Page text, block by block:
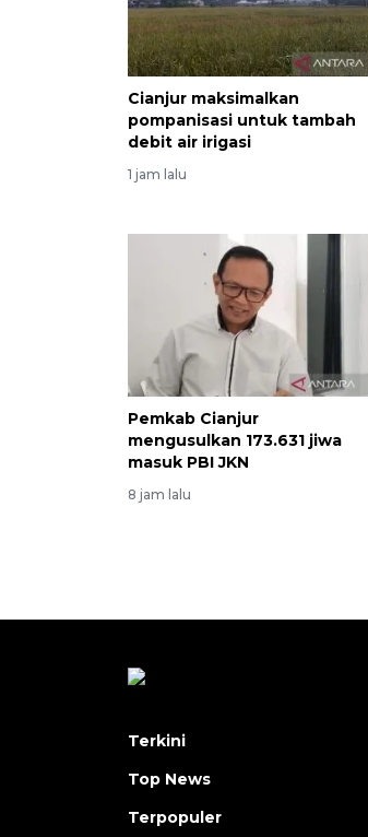
Cianjur maksimalkan
pompanisasi untuk tambah
debit air irigasi
1 jam lalu
Pemkab Cianjur
mengusulkan 173.631 jiwa
masuk PBI JKN
8 jam lalu
Terkini
Top News
Terpopuler